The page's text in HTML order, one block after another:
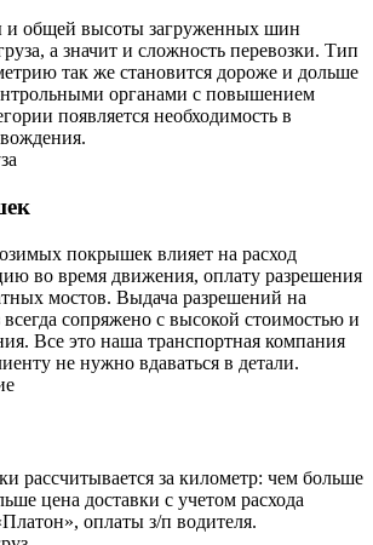
общей высоты загруженных шин
а значит и сложность перевозки. Тип
так же становится дороже и дольше
органами с повышением
появляется необходимость в
покрышек влияет на расход
во время движения, оплату разрешения
мостов. Выдача разрешений на
сопряжено с высокой стоимостью и
Все это наша транспортная компания
не нужно вдаваться в детали.
рассчитывается за километр: чем больше
цена доставки с учетом расхода
оплаты з/п водителя.